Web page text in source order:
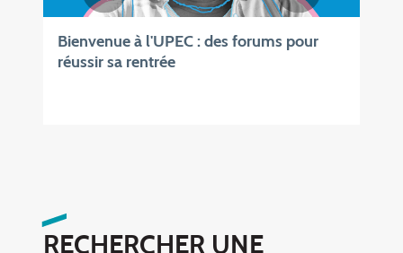
Bienvenue à l'UPEC : des forums pour
réussir sa rentrée
RECHERCHER UNE